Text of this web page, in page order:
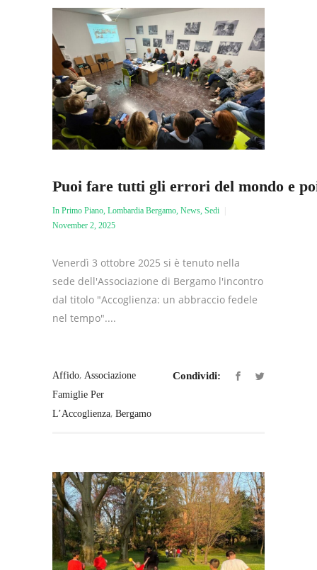
Puoi fare tutti gli errori del mondo e
In Primo Piano Lombardia Bergamo News Sedi
November 2, 2025
Venerdì 3 ottobre 2025 si è tenuto nella
sede dell'Associazione di Bergamo l'incontro
dal titolo "Accoglienza: un abbraccio fedele
nel tempo"....
Affido, Associazione
Famiglie Per
L’Accoglienza, Bergamo
Condividi: